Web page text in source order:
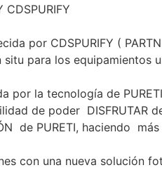
CDSPURIFY
por CDSPURIFY (
para los equipamientos
por la tecnología de
de poder DISFRUTAR
de PURETI, haciendo más
con una nueva solución